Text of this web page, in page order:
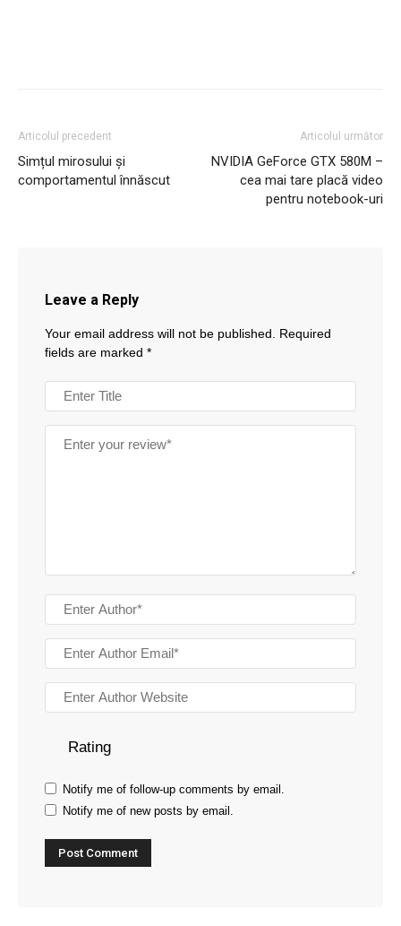
Articolul precedent
Simțul mirosului și
comportamentul înnăscut
Articolul următor
NVIDIA GeForce GTX 580M –
cea mai tare placă video
pentru notebook-uri
Leave a Reply
Your email address will not be published.
Required
fields are marked *
Rating
Notify me of follow-up comments by email.
Notify me of new posts by email.